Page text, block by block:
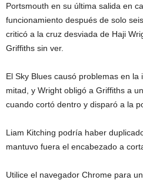
Portsmouth en su última salida en
funcionamiento después de solo
criticó a la cruz desviada de Haji
Griffiths sin ver.
El Sky Blues causó problemas en
mitad, y Wright obligó a Griffiths a
cuando cortó dentro y disparó a la
Liam Kitching podría haber
mantuvo fuera el encabezado a
Utilice el navegador Chrome para